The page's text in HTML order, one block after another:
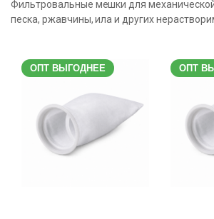
Фильтровальные мешки для
песка, ржавчины, ила и других
ОПТ ВЫГОДНЕЕ ОПТ